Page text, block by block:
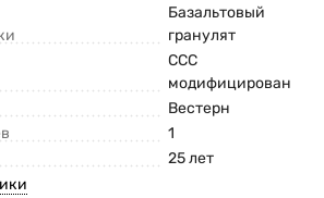
Базальтовый
гранулят
ССС
модифицирован
Вестерн
1
25 лет